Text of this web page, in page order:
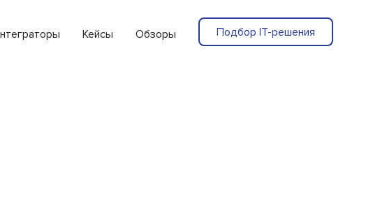
Кейсы Обзоры Подбор IT-решения